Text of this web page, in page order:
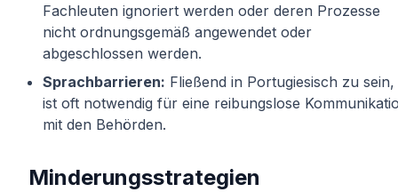
Fachleuten ignoriert werden oder deren Prozesse
nicht ordnungsgemäß angewendet oder
abgeschlossen werden.
Sprachbarrieren: Fließend in Portugiesisch zu sein,
ist oft notwendig für eine reibungslose
mit den Behörden.
Minderungsstrategien